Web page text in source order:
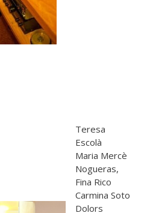
Teresa
Escolà
Maria Mercè
Nogueras,
Fina Rico
Carmina Soto
Dolors